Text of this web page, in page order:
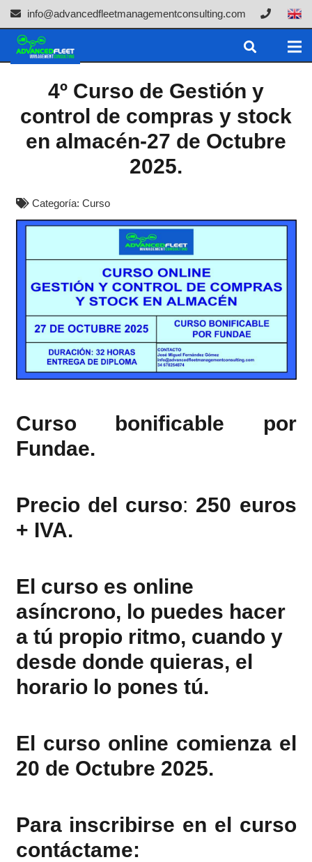
info@advancedfleetmanagementconsulting.com
4º Curso de Gestión y
control de compras y stock
en almacén-27 de Octubre
2025.
Categoría: Curso
Curso bonificable por
Fundae.
Precio del curso: 250 euros
+ IVA.
El curso es online
asíncrono, lo puedes hacer
a tú propio ritmo, cuando y
desde donde quieras, el
horario lo pones tú.
El curso online comienza el
20 de Octubre 2025.
Para inscribirse en el curso
contáctame: